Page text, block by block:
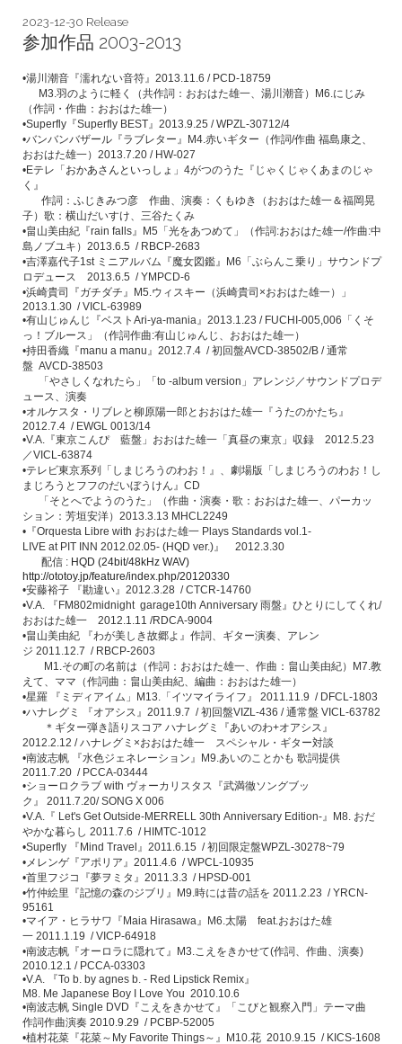
2023-12-30 Release
参加作品 2003-2013
•湯川潮音『濡れない音符』2013.11.6 / PCD-18759
M3.羽のように軽く（共作詞：おおはた雄一、湯川潮音） M6. にじみ
（作詞・作曲：おおはた雄一）
•Superfly 『Superfly BEST 』2013.9.25 / WPZL-30712/4
•バンバンバザール『ラブレター』 M4.赤いギター（作詞/作曲 福島康之、
おおはた雄一）2013.7.20 / HW-027
•Eテレ「おかあさんといっしょ 」4がつのうた『じゃくじゃくあまのじゃ
く』
作詞：ふじきみつ彦 作曲、演奏：くもゆき（おおはた雄一＆福岡晃
子）歌：横山だいすけ、三谷たくみ
•畠山美由紀『rain falls 』 M5 「光をあつめて」（作詞:おおはた雄一/作曲:中
島ノブユキ）2013.6.5 / RBCP-2683
•吉澤嘉代子1st ミニアルバム『魔女図鑑』 M6 「ぶらんこ乗り」サウンドプ
ロデュース2013.6.5 / YMPCD-6
•浜崎貴司『ガチダチ』 M5. ウィスキー（浜崎貴司 ×おおはた雄一）」
2013.1.30 / VICL-63989
•有山じゅんじ『ベストAri-ya-mania 』2013.1.23 / FUCHI-005,006「くそ
っ！ブルース」（作詞作曲:有山じゅんじ、おおはた雄一）
•持田香織『manu a manu 』2012.7.4 /初回盤AVCD-38502/B /通常
盤 AVCD-38503
「やさしくなれたら」「to -album version 」アレンジ／サウンドプロデ
ュース、演奏
•オルケスタ・リブレと柳原陽一郎とおおはた雄一『うたのかたち』
2012.7.4 / EWGL 0013/14
•V.A.
『東京こんぴ 藍盤」おおはた雄一「真昼の東京」収録2012.5.23
／VICL-63874
•テレビ東京系列「しまじろうのわお！』、劇場版「しまじろうのわお！し
まじろうとフフのだいぼうけん』CD
「そとへでようのうた」（作曲・演奏・歌：おおはた雄一、パーカッ
ション：芳垣安洋）2013.3.13 MHCL2249
• 『Orquesta Libre with おおはた雄一 Plays Standards vol.1-
LIVE at PIT INN 2012.02.05- (HQD ver.) 』2012.3.30
配信 : HQD (24bit/48kHz WAV)
http://ototoy.jp/feature/index.php/20120330
•安藤裕子 『勘違い』2012.3.28 / CTCR-14760
•V.A.
『FM802midnight garage10th Anniversary雨盤』ひとりにしてくれ/
おおはた雄一2012.1.11 /RDCA-9004
•畠山美由紀
『わが美しき故郷よ』作詞、ギター演奏、アレン
ジ 2011.12.7 / RBCP-2603
M1. その町の名前は（作詞：おおはた雄一、作曲：畠山美由紀） M7.教
えて、ママ（作詞曲：畠山美由紀、編曲：おおはた雄一）
•星羅 『ミディアイム」 M13. 「イツマイライフ』
2011.11.9 / DFCL-1803
•ハナレグミ 『オアシス』2011.9.7 /初回盤VIZL-436 /通常盤 VICL-63782
＊ギター弾き語りスコア ハナレグミ『あいのわ+オアシス』
2012.2.12 /ハナレグミ ×おおはた雄一 スペシャル・ギター対談
•南波志帆 『水色ジェネレーション』 M9. あいのことかも 歌詞提供
2011.7.20 / PCCA-03444
•ショーロクラブ with ヴォーカリスタス『武満徹ソングブッ
ク』
2011.7.20/ SONG X 006
•V.A.
『 Let's Get Outside-MERRELL 30th Anniversary Edition- 』 M8. おだ
やかな暮らし 2011.7.6 / HIMTC-1012
•Superfly
『Mind Travel 』2011.6.15 /初回限定盤WPZL-30278~79
• メレンゲ『アポリア』2011.4.6 / WPCL-10935
•首里フジコ『夢ヲミタ』2011.3.3 / HPSD-001
•竹仲絵里『記憶の森のジブリ』 M9.時には昔の話を 2011.2.23 / YRCN-
95161
•マイア・ヒラサワ『Maia Hirasawa 』 M6.太陽feat. おおはた雄
一 2011.1.19 / VICP-64918
•南波志帆『オーロラに隠れて』 M3. こえをきかせて(作詞、作曲、演奏)
2010.12.1 / PCCA-03303
•V.A.
『To b. by agnes b. - Red Lipstick Remix 』
M8. Me Japanese Boy I Love You 2010.10.6
•南波志帆 Single DVD 『こえをきかせて』「こびと観察入門」テーマ曲
作詞作曲演奏 2010.9.29 / PCBP-52005
•植村花菜『花菜～ My Favorite Things～』 M10.花 2010.9.15 / KICS-1608